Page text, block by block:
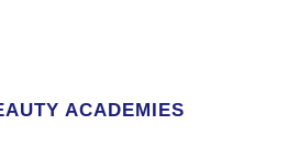
ACADEMIES